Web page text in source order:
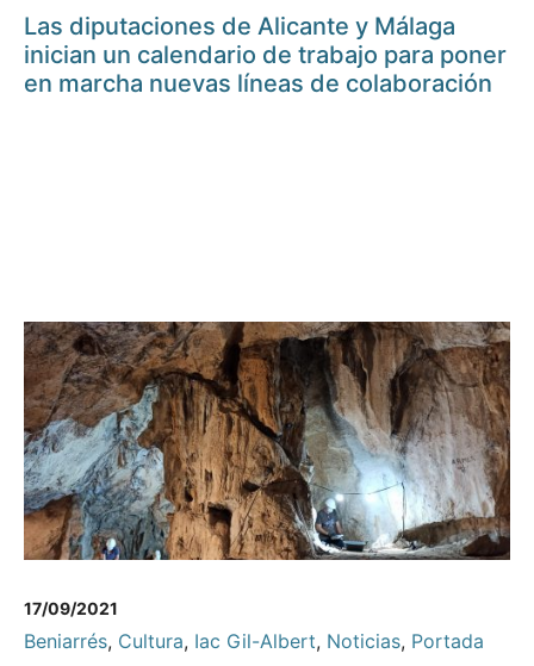
Las diputaciones de Alicante y Málaga
inician un calendario de trabajo para poner
en marcha nuevas líneas de colaboración
17/09/2021
Beniarrés, Cultura, Iac Gil-Albert, Noticias, Portada